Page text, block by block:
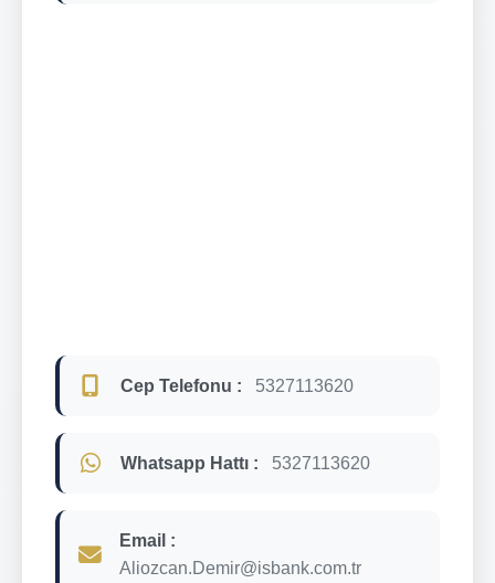
Cep Telefonu : 5327113620
Whatsapp Hattı : 5327113620
Email :
Aliozcan.Demir@isbank.com.tr